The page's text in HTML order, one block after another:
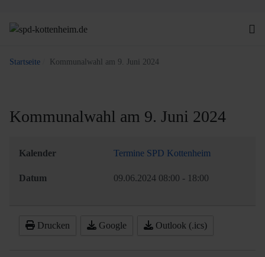
Startseite Kommunalwahl am 9. Juni 2024
Kommunalwahl am 9. Juni 2024
Kalender Termine SPD Kottenheim
Datum 09.06.2024 08:00 - 18:00
Drucken Google Outlook (.ics)